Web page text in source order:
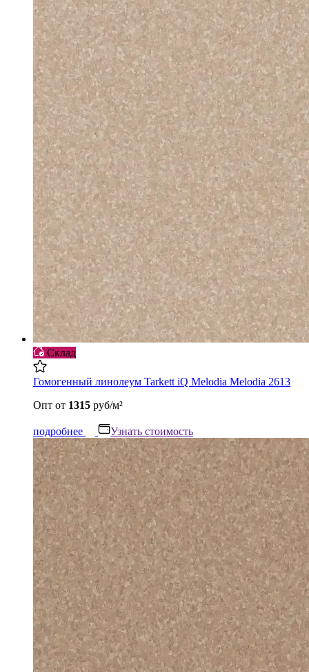
Склад
Гомогенный линолеум Tarkett iQ Melodia Melodia 2613
Опт от 1315 руб/м²
подробнее Узнать стоимость